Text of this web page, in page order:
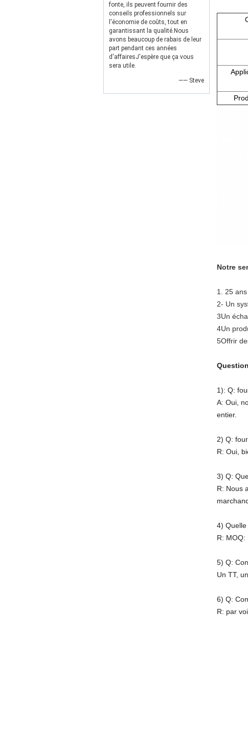
fonte, ils peuvent fournir des
conseils professionnels sur
l'économie de coûts, tout en
garantissant la qualité.Nous
avons beaucoup de rabais de leur
part pendant ces années
d'affairesJ'espère que ça vous
sera utile.
—— Steve
Notre
1. 25
2- Un
3Un
4Un
5Offrir
1): Q:
A: Oui,
entier.
2) Q:
R: Oui,
3) Q:
R: Nous
4)
R: MOQ:
5) Q:
Un TT,
6) Q:
R: par